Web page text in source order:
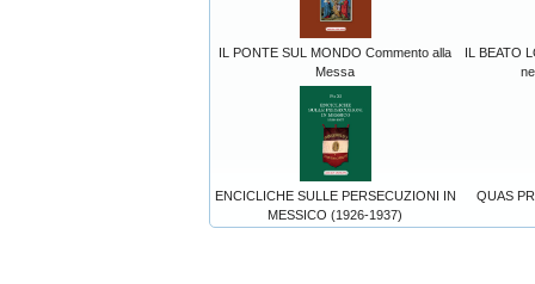
IL PONTE SUL MONDO Commento alla
Messa
IL BEATO
ENCICLICHE SULLE PERSECUZIONI IN
MESSICO (1926-1937)
QUAS